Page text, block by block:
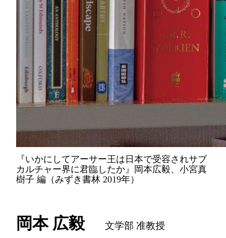
『いかにしてアーサー王は日本で受容されサブ
カルチャー界に君臨したか』岡本広毅、小宮真
樹子 編（みずき書林 2019年）
岡本 広毅 文学部 准教授